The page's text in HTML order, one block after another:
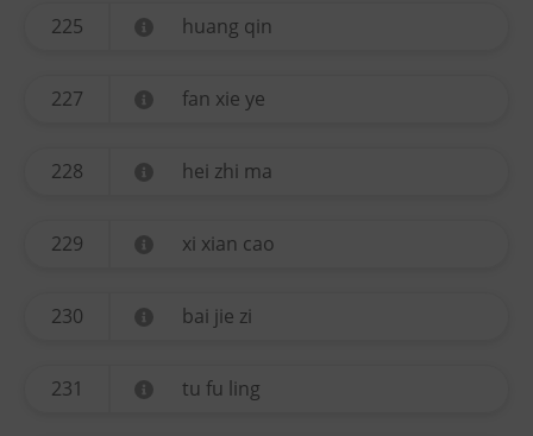
225 huang qin
227 fan xie ye
228 hei zhi ma
229 xi xian cao
230 bai jie zi
231 tu fu ling